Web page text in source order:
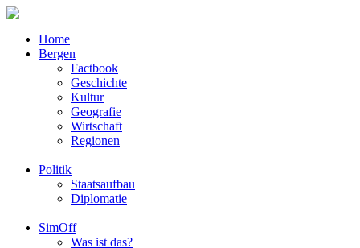
Home
Bergen
Factbook
Geschichte
Kultur
Geografie
Wirtschaft
Regionen
Politik
Staatsaufbau
Diplomatie
SimOff
Was ist das?